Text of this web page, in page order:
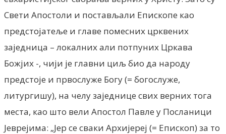
Свети Апостоли и постављали Епископе као
предстојатеље и главе помесних црквених
заједница – локалних али потпуних Цркава
Божјих -, чији je главни циљ био да народу
предстоје и првослуже Богу (= богослуже,
литургишу), на челу заједнице свих верних тога
места, као што вели Апостол Павле у Посланици
Јеврејима: „Јер се сваки Архијереј (= Епископ) за то